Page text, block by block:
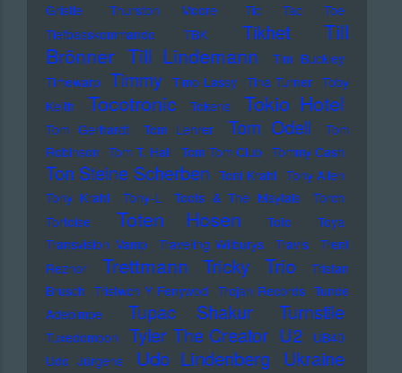
Gristle
Thurston Moore
Tic Tac Toe
Tiefbasskommando TBK
Tikhet
Till
Brönner Till Lindemann
Tim Buckley
Timewarp Timmy Timo Lassy Tina Turner Toby
Keith
Tocotronic Tokens Tokio Hotel
Tom Gerhardt Tom Lehrer Tom Odell
Tom
Robinson Tom T. Hall Tom Tom Club Tommy Cash
Ton Steine Scherben Toni Krahl Tony Allen
Tony Krahl
Tony-L Toots & The Maytals
Torch
Tortoise
Toten Hosen Toto
Toya
Transvision Vamp
Traveling Wilburys Travis
Trent
Reznor
Trettmann Tricky Trio
Tristan
Brusch Tristwch Y Fenywod Trojan Records Tunde
Adebimpe
Tupac Shakur Turnstile
Tuxedomoon Tyler The Creator U2
UB40
Udo Jürgens
Udo Lindenberg Ukraine